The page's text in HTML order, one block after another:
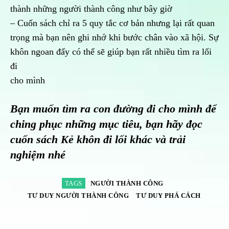
thành những người thành công như bây giờ
– Cuốn sách chỉ ra 5 quy tắc cơ bản nhưng lại rất quan
trọng mà bạn nên ghi nhớ khi bước chân vào xã hội. Sự
khôn ngoan đấy có thể sẽ giúp bạn rất nhiều tìm ra lối
đi
cho mình
Bạn muốn tìm ra con đường đi cho mình để
ching phục những mục tiêu, bạn hãy đọc
cuốn sách Kẻ khôn đi lối khác và trải
nghiệm nhé
TAGS
NGƯỜI THÀNH CÔNG
TƯ DUY NGƯỜI THÀNH CÔNG
TƯ DUY PHÁ CÁCH